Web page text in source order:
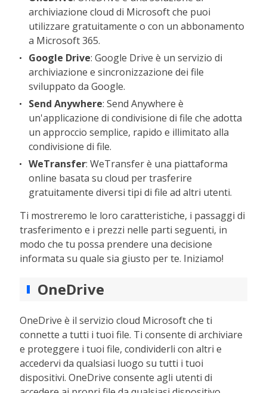
archiviazione cloud di Microsoft che puoi
utilizzare gratuitamente o con un abbonamento
a Microsoft 365.
Google Drive: Google Drive è un servizio di
archiviazione e sincronizzazione dei file
sviluppato da Google.
Send Anywhere: Send Anywhere è
un'applicazione di condivisione di file che adotta
un approccio semplice, rapido e illimitato alla
condivisione di file.
WeTransfer: WeTransfer è una piattaforma
online basata su cloud per trasferire
gratuitamente diversi tipi di file ad altri utenti.
Ti mostreremo le loro caratteristiche, i passaggi di
trasferimento e i prezzi nelle parti seguenti, in
modo che tu possa prendere una decisione
informata su quale sia giusto per te. Iniziamo!
OneDrive
OneDrive è il servizio cloud Microsoft che ti
connette a tutti i tuoi file. Ti consente di archiviare
e proteggere i tuoi file, condividerli con altri e
accedervi da qualsiasi luogo su tutti i tuoi
dispositivi. OneDrive consente agli utenti di